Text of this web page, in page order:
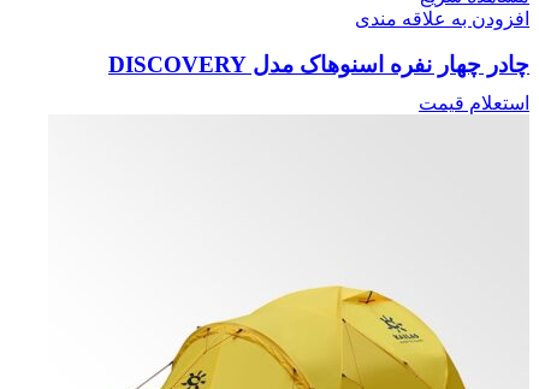
افزودن به علاقه مندی
چادر چهار نفره اسنوهاک مدل DISCOVERY
استعلام قیمت